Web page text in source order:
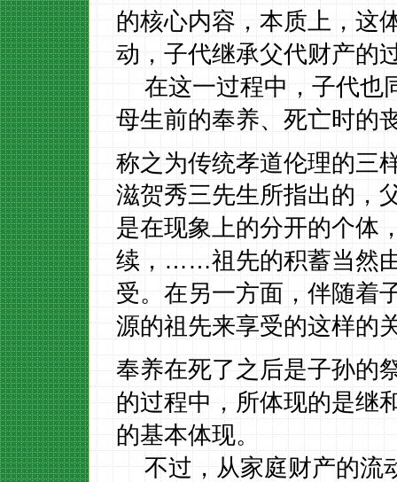
的核心内容，本质上，这
动，子代继承父代财产的
在这一过程中，子代也
母生前的奉养、死亡时的
称之为传统孝道伦理的三
滋贺秀三先生所指出的，
是在现象上的分开的个体
续，……祖先的积蓄当然
受。在另一方面，伴随着
源的祖先来享受的这样的
奉养在死了之后是子孙的
的过程中，所体现的是继
的基本体现。
不过，从家庭财产的流